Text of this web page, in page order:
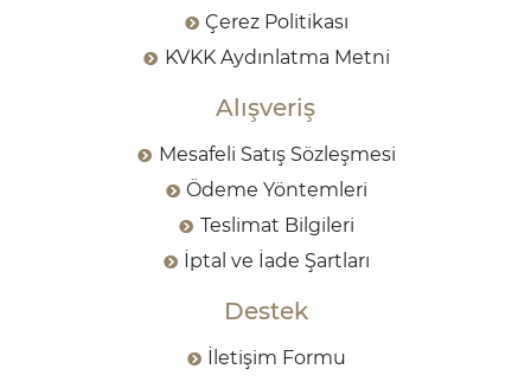
Çerez Politikası
KVKK Aydınlatma Metni
Alışveriş
Mesafeli Satış Sözleşmesi
Ödeme Yöntemleri
Teslimat Bilgileri
İptal ve İade Şartları
Destek
İletişim Formu